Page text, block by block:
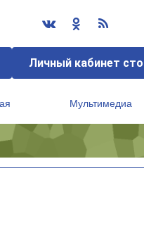
Личный кабинет
Мультимедиа